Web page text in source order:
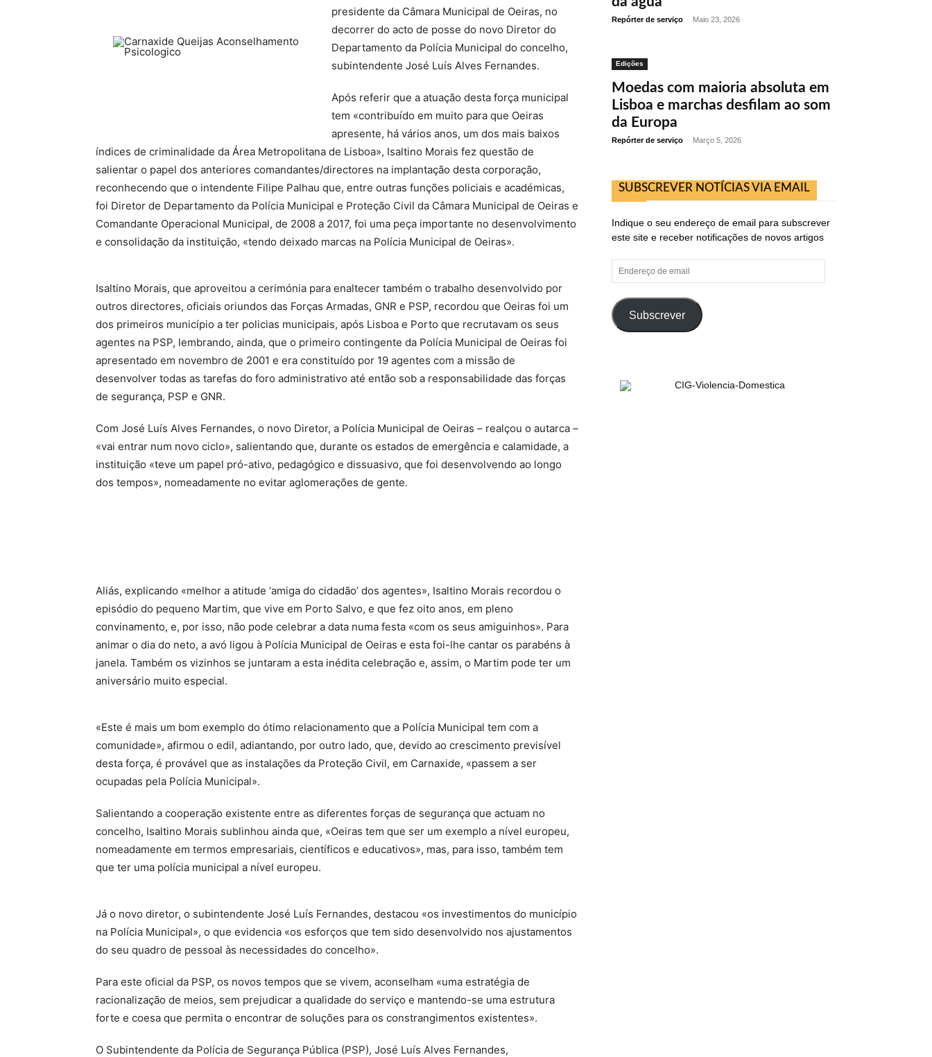
presidente da Câmara Municipal de Oeiras, no
decorrer do acto de posse do novo Diretor do
Departamento da Polícia Municipal do concelho,
subintendente José Luís Alves Fernandes.
Após referir que a atuação desta força municipal
tem «contribuído em muito para que Oeiras
apresente, há vários anos, um dos mais baixos
índices de criminalidade da Área Metropolitana de Lisboa», Isaltino Morais fez questão de
salientar o papel dos anteriores comandantes/directores na implantação desta corporação,
reconhecendo que o intendente Filipe Palhau que, entre outras funções policiais e académicas,
foi Diretor de Departamento da Polícia Municipal e Proteção Civil da Câmara Municipal de Oeiras e
Comandante Operacional Municipal, de 2008 a 2017, foi uma peça importante no desenvolvimento
e consolidação da instituição, «tendo deixado marcas na Polícia Municipal de Oeiras».
Isaltino Morais, que aproveitou a cerimónia para enaltecer também o trabalho desenvolvido por
outros directores, oficiais oriundos das Forças Armadas, GNR e PSP, recordou que Oeiras foi um
dos primeiros município a ter policias municipais, após Lisboa e Porto que recrutavam os seus
agentes na PSP, lembrando, ainda, que o primeiro contingente da Polícia Municipal de Oeiras foi
apresentado em novembro de 2001 e era constituído por 19 agentes com a missão de
desenvolver todas as tarefas do foro administrativo até então sob a responsabilidade das forças
de segurança, PSP e GNR.
Com José Luís Alves Fernandes, o novo Diretor, a Polícia Municipal de Oeiras – realçou o autarca –
«vai entrar num novo ciclo», salientando que, durante os estados de emergência e calamidade, a
instituição «teve um papel pró-ativo, pedagógico e dissuasivo, que foi desenvolvendo ao longo
dos tempos», nomeadamente no evitar aglomerações de gente.
Aliás, explicando «melhor a atitude ‘amiga do cidadão’ dos agentes», Isaltino Morais recordou o
episódio do pequeno Martim, que vive em Porto Salvo, e que fez oito anos, em pleno
convinamento, e, por isso, não pode celebrar a data numa festa «com os seus amiguinhos». Para
animar o dia do neto, a avó ligou à Polícia Municipal de Oeiras e esta foi-lhe cantar os parabéns à
janela. Também os vizinhos se juntaram a esta inédita celebração e, assim, o Martim pode ter um
aniversário muito especial.
«Este é mais um bom exemplo do ótimo relacionamento que a Polícia Municipal tem com a
comunidade», afirmou o edil, adiantando, por outro lado, que, devido ao crescimento previsível
desta força, é provável que as instalações da Proteção Civil, em Carnaxide, «passem a ser
ocupadas pela Polícia Municipal».
Salientando a cooperação existente entre as diferentes forças de segurança que actuam no
concelho, Isaltino Morais sublinhou ainda que, «Oeiras tem que ser um exemplo a nível europeu,
nomeadamente em termos empresariais, científicos e educativos», mas, para isso, também tem
que ter uma polícia municipal a nível europeu.
Já o novo diretor, o subintendente José Luís Fernandes, destacou «os investimentos do município
na Polícia Municipal», o que evidencia «os esforços que tem sido desenvolvido nos ajustamentos
do seu quadro de pessoal às necessidades do concelho».
Para este oficial da PSP, os novos tempos que se vivem, aconselham «uma estratégia de
racionalização de meios, sem prejudicar a qualidade do serviço e mantendo-se uma estrutura
forte e coesa que permita o encontrar de soluções para os constrangimentos existentes».
O Subintendente da Polícia de Segurança Pública (PSP), José Luís Alves Fernandes,
Repórter de serviço - Maio 23, 2026
Edições
Moedas com maioria absoluta em
Lisboa e marchas desfilam ao som
da Europa
Repórter de serviço - Março 5, 2026
SUBSCREVER NOTÍCIAS VIA EMAIL
Indique o seu endereço de email para subscrever
este site e receber notificações de novos artigos
Endereço
de
Subscrever